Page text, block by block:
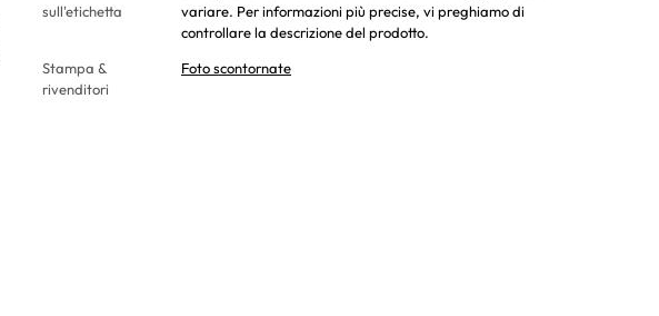
sull'etichetta
variare. Per informazioni più precise, vi preghiamo di
controllare la descrizione del prodotto.
Stampa &
rivenditori
Foto scontornate